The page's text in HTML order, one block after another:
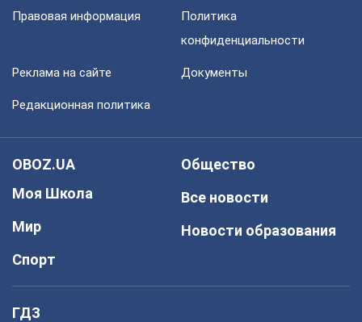
Правовая информация
Политика
конфиденциальности
Реклама на сайте Документы
Редакционная политика
OBOZ.UA
Моя Школа
Мир
Спорт
Общество
Все новости
Новости образования
ГДЗ